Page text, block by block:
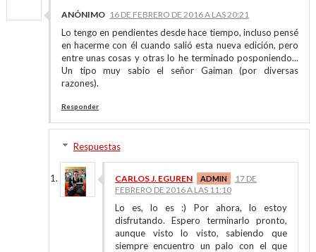
ANÓNIMO 16 DE FEBRERO DE 2016 A LAS 20:21
Lo tengo en pendientes desde hace tiempo, incluso pensé
en hacerme con él cuando salió esta nueva edición, pero
entre unas cosas y otras lo he terminado posponiendo...
Un tipo muy sabio el señor Gaiman (por diversas
razones).
Responder
Respuestas
CARLOS J. EGUREN
17 DE
FEBRERO DE 2016 A LAS 11:10
Lo es, lo es :) Por ahora, lo estoy
disfrutando. Espero terminarlo pronto,
aunque visto lo visto, sabiendo que
siempre encuentro un palo con el que